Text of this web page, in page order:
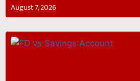
August 7, 2026